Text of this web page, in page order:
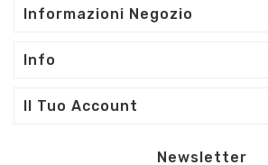
Informazioni Negozio
Info
Il Tuo Account
Newsletter